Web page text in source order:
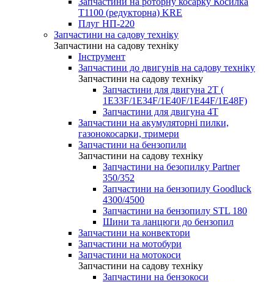
T1100 (редукторна) KRE
Плуг НП-220
Запчастини на садову техніку
Запчастини на садову техніку
Інструмент
Запчастини до двигунів на садову техніку
Запчастини на садову техніку
Запчастини для двигуна 2Т (
1Е33F/1E34F/1Е40F/1E44F/1Е48F)
Запчастини для двигуна 4Т
Запчастини на акумуляторні пилки,
газонокосарки, тримери
Запчастини на бензопили
Запчастини на садову техніку
Запчастини на безопилку Partner
350/352
Запчастини на бензопилу Goodluck
4300/4500
Запчастини на бензопилу STL 180
Шини та ланцюги до бензопил
Запчастини на конвектори
Запчастини на мотобури
Запчастини на мотокоси
Запчастини на садову техніку
Запчастини на бензокоси